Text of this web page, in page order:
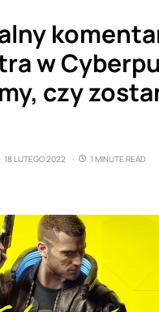
w
czy
18 LUTEGO 2022
1 MINUTE READ